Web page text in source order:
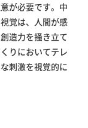
が必要です。中
覚は、人間が感
造力を掻き立て
りにおいてテレ
刺激を視覚的に